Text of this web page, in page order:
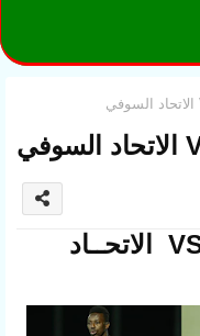
مولـوديـة الجــزائر VS الاتحــاد